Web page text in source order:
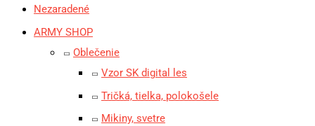
Nezaradené
ARMY SHOP
Oblečenie
Vzor SK digital les
Tričká, tielka, polokošele
Mikiny, svetre